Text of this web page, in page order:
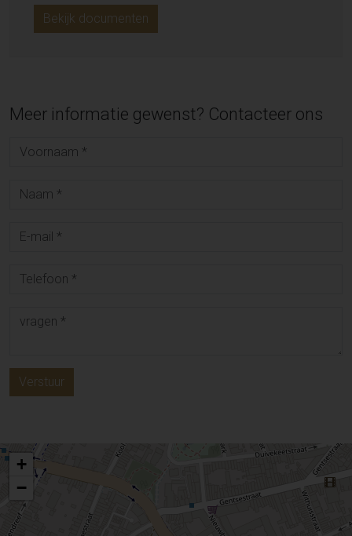
Bekijk documenten
Meer informatie gewenst? Contacteer ons
Verstuur
+
−